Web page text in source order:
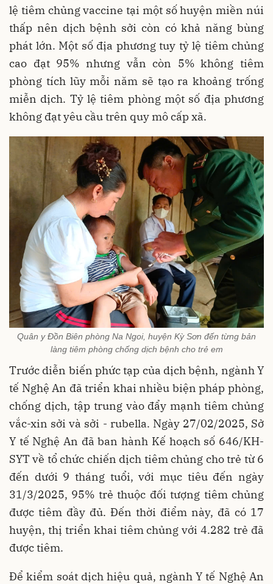
lệ tiêm chủng vaccine tại một số huyện miền núi
thấp nên dịch bệnh sởi còn có khả năng bùng
phát lớn. Một số địa phương tuy tỷ lệ tiêm chủng
cao đạt 95% nhưng vẫn còn 5% không tiêm
phòng tích lũy mỗi năm sẽ tạo ra khoảng trống
miễn dịch. Tỷ lệ tiêm phòng một số địa phương
không đạt yêu cầu trên quy mô cấp xã.
Quân y Đồn Biên phòng Na Ngoi, huyện Kỳ Sơn đến từng bản
làng tiêm phòng chống dịch bệnh cho trẻ em
Trước diễn biến phức tạp của dịch bệnh, ngành Y
tế Nghệ An đã triển khai nhiều biện pháp phòng,
chống dịch, tập trung vào đẩy mạnh tiêm chủng
vắc-xin sởi và sởi - rubella. Ngày 27/02/2025, Sở
Y tế Nghệ An đã ban hành Kế hoạch số 646/KH-
SYT về tổ chức chiến dịch tiêm chủng cho trẻ từ 6
đến dưới 9 tháng tuổi, với mục tiêu đến ngày
31/3/2025, 95% trẻ thuộc đối tượng tiêm chủng
được tiêm đầy đủ. Đến thời điểm này, đã có 17
huyện, thị triển khai tiêm chủng với 4.282 trẻ đã
được tiêm.
Để kiểm soát dịch hiệu quả, ngành Y tế Nghệ An